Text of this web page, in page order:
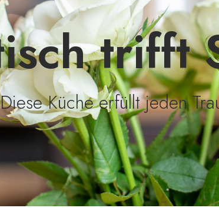
trifft
Diese Küche erfüllt jeden